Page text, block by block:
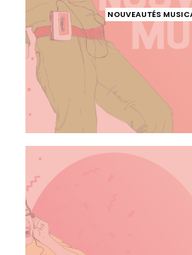
NOUVEAUTÉS